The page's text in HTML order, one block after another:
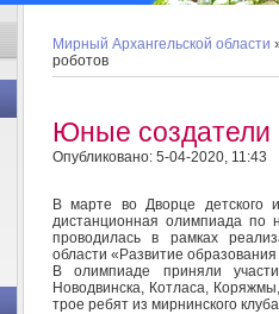
Мирный Архангельской области
роботов
Юные создатели
Опубликовано: 5-04-2020, 11:43
В марте во Дворце детского
дистанционная олимпиада по
проводилась в рамках
области «Развитие
В олимпиаде приняли
Новодвинска, Котласа,
трое ребят из мирнинского